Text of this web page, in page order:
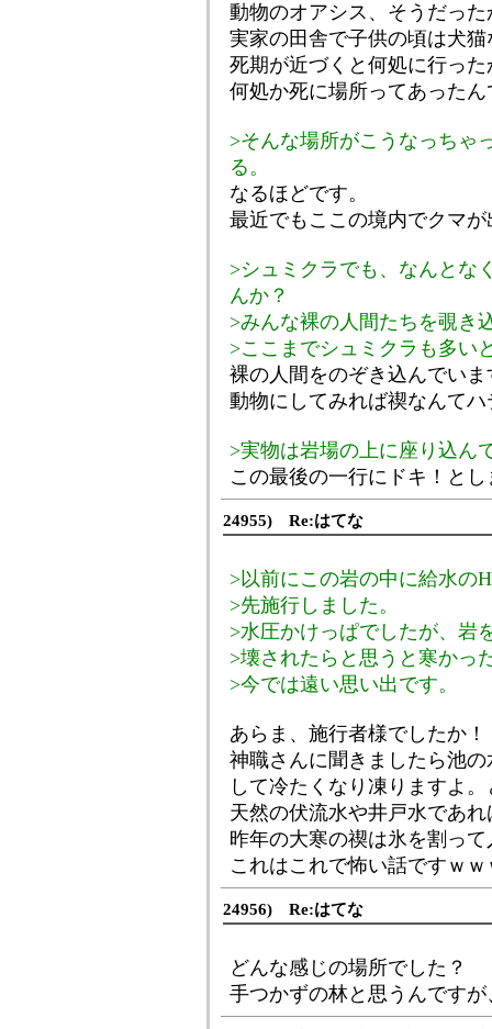
動物のオアシス、そうだっ
実家の田舎で子供の頃は犬
死期が近づくと何処に行っ
何処か死に場所ってあった
>そんな場所がこうなっちゃ
る。
なるほどです。
最近でもここの境内でクマ
>シュミクラでも、なんとな
んか？
>みんな裸の人間たちを覗き
>ここまでシュミクラも多い
裸の人間をのぞき込んでいま
動物にしてみれば禊なんて
>実物は岩場の上に座り込ん
この最後の一行にドキ！と
24955) Re:はてな
>以前にこの岩の中に給水の
>先施行しました。
>水圧かけっぱでしたが、岩
>壊されたらと思うと寒かっ
>今では遠い思い出です。
あらま、施行者様でしたか！
神職さんに聞きましたら池
して冷たくなり凍りますよ
天然の伏流水や井戸水であ
昨年の大寒の禊は氷を割っ
これはこれで怖い話ですｗｗ
24956) Re:はてな
どんな感じの場所でした？
手つかずの林と思うんです